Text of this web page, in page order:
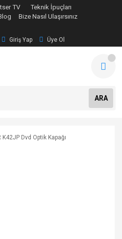
TV
Teknik İpuçları
Bize Nasıl Ulaşırsınız
Giriş Yap Üye Ol
ARA